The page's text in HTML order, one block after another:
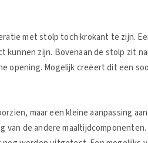
met stolp toch krokant te zijn.
zijn. Bovenaan de stolp zit
opening. Mogelijk creëert dit een
maar een kleine aanpassing
de andere